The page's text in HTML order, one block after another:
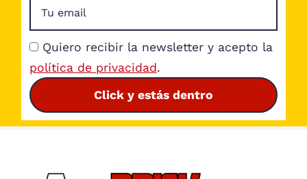
Quiero recibir la newsletter y acepto la
política de privacidad.
Click y estás dentro